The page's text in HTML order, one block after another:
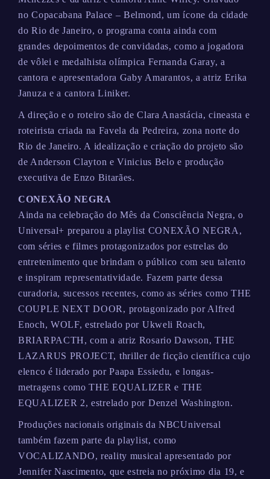
no Copacabana Palace – Belmond, um ícone da cidade
do Rio de Janeiro, o programa conta ainda com
grandes depoimentos de convidadas, como a jogadora
de vôlei e medalhista olímpica Fernanda Garay, a
cantora e apresentadora Gaby Amarantos, a atriz Erika
Januza e a cantora Liniker.
A direção e o roteiro são de Clara Anastácia, cineasta e
roteirista criada na Favela da Pedreira, zona norte do
Rio de Janeiro. A idealização e criação do projeto são
de Anderson Clayton e Vinicius Belo e produção
executiva de Enzo Bitarães.
CONEXÃO NEGRA
Ainda na celebração do Mês da Consciência Negra, o
Universal+ preparou a playlist CONEXÃO NEGRA,
com séries e filmes protagonizados por estrelas do
entretenimento que brindam o público com seu talento
e inspiram representatividade. Fazem parte dessa
curadoria, sucessos recentes, como as séries como THE
COUPLE NEXT DOOR, protagonizado por Alfred
Enoch, WOLF, estrelado por Ukweli Roach,
BRIARPACTH, com a atriz Rosario Dawson, THE
LAZARUS PROJECT, thriller de ficção científica cujo
elenco é liderado por Paapa Essiedu, e longas-
metragens como THE EQUALIZER e THE
EQUALIZER 2, estrelado por Denzel Washington.
Produções nacionais originais da NBCUniversal
também fazem parte da playlist, como
VOCALIZANDO, reality musical apresentado por
Jennifer Nascimento, que estreia no próximo dia 19, e